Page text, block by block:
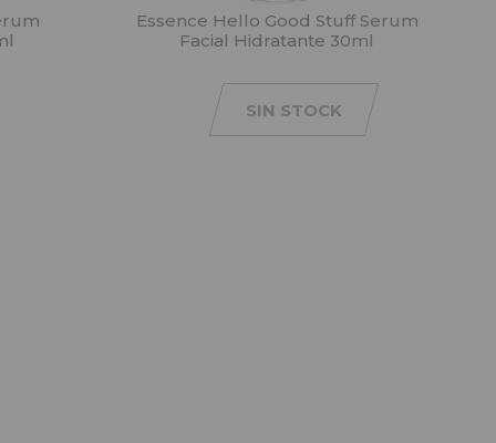
Essence Hello Good Stuff Serum
Facial Hidratante 30ml
SIN STOCK